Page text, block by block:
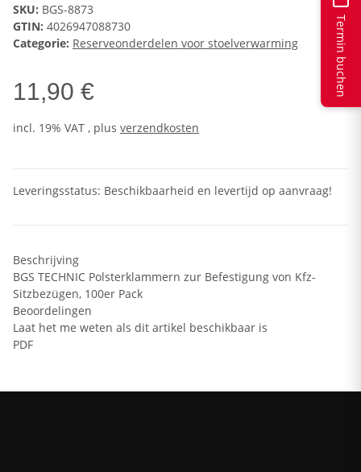
SKU: BGS-8873
GTIN: 4026947088730
Categorie: Reserveonderdelen voor stoelverwarming
11,90 €
incl. 19% VAT , plus verzendkosten
Leveringsstatus: Beschikbaarheid en levertijd op aanvraag!
Beschrijving
BGS TECHNIC Polsterklammern zur Befestigung von Kfz-
Sitzbezügen, 100er Pack
Beoordelingen
Laat het me weten als dit artikel beschikbaar is
PDF
Termin buchen